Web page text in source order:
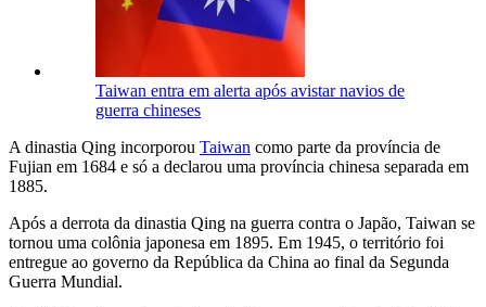
Taiwan entra em alerta após avistar navios de
guerra chineses
A dinastia Qing incorporou Taiwan como parte da província de
Fujian em 1684 e só a declarou uma província chinesa separada em
1885.
Após a derrota da dinastia Qing na guerra contra o Japão, Taiwan se
tornou uma colônia japonesa em 1895. Em 1945, o território foi
entregue ao governo da República da China ao final da Segunda
Guerra Mundial.